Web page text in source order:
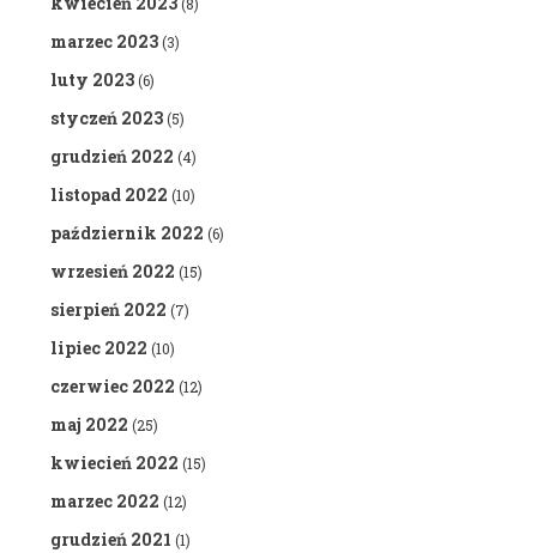
marzec 2023(3)
luty 2023(6)
styczeń 2023(5)
grudzień 2022 (4)
listopad 2022 (10)
październik 2022 (6)
wrzesień 2022 (15)
sierpień 2022 (7)
lipiec 2022 (10)
czerwiec 2022 (12)
maj 2022 (25)
kwiecień 2022 (15)
marzec 2022 (12)
grudzień 2021 (1)